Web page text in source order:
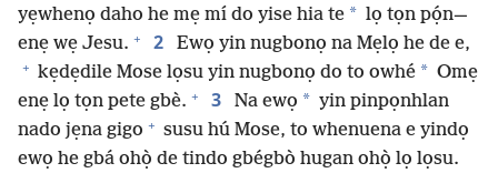
yẹwhenọ daho he mẹ mí do yise hia te * lọ tọn pọ́n—
enẹ wẹ Jesu. + 2 Ewọ yin nugbonọ na Mẹlọ he de e,
+ kẹdẹdile Mose lọsu yin nugbonọ do to owhé * Omẹ
enẹ lọ tọn pete gbè. + 3 Na ewọ * yin pinpọnhlan
nado jẹna gigo + susu hú Mose, to whenuena e yindọ
ewọ he gbá ohọ̀ de tindo gbégbò hugan ohọ̀ lọ lọsu.